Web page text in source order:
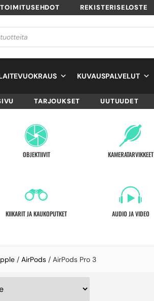
TOIMITUSEHDOT REKISTERISELOSTE
KUVAUSPALVELUT
TARJOUKSET UUTUUDET
OBJEKTIIVIT
KIIKARIT JA KAUKOPUTKET
KAMERATARVIKKEET
AUDIO JA VIDEO
/ AirPods / AirPods Pro 3